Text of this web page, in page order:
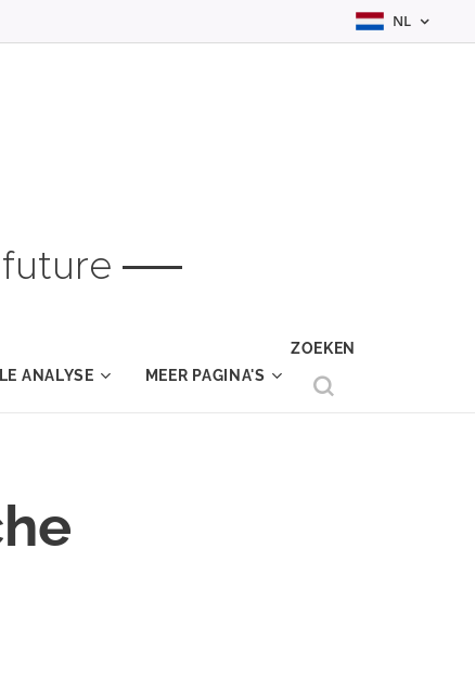
NL
ANALYSE MEER PAGINA'S
ZOEKEN